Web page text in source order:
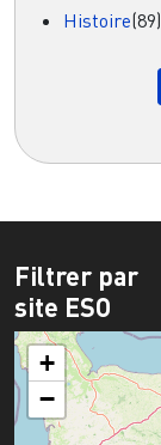
Histoire(89)
Filtrer par
site ESO
+
−